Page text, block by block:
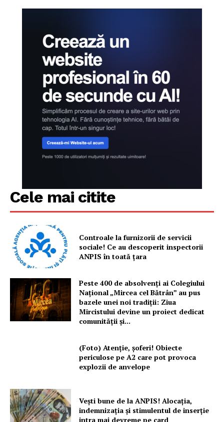
Cele mai citite
Controale la furnizorii de servicii
sociale! Ce au descoperit inspectorii
ANPIS în toată țara
Peste 400 de absolvenți ai Colegiului
Național „Mircea cel Bătrân” au pus
bazele unei noi tradiții: Ziua
Mircistului devine un proiect dedicat
comunității și...
(Foto) Atenție, șoferi! Obiecte
periculose pe A2 care pot provoca
explozii de anvelope
Vești bune de la ANPIS! Alocația,
indemnizația și stimulentul de inserție
intra mai devreme pe card